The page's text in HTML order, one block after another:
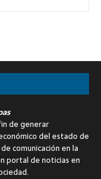
de generar
del estado de
comunicación en la
portal de noticias en